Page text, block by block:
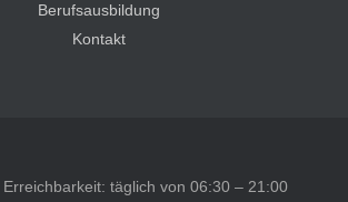
Berufsausbildung
Kontakt
Erreichbarkeit: täglich von 06:30 – 21:00